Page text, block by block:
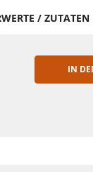
/ ZUTATEN
ERHÖHEN
IN